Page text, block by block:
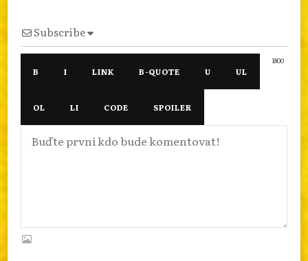
Subscribe
1800